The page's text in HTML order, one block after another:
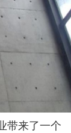
带来了一个